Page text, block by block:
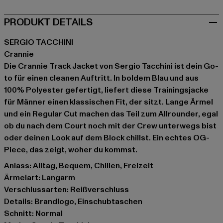
PRODUKT DETAILS
SERGIO TACCHINI
Crannie
Die Crannie Track Jacket von Sergio Tacchini ist dein Go-
to für einen cleanen Auftritt. In boldem Blau und aus
100% Polyester gefertigt, liefert diese Trainingsjacke
für Männer einen klassischen Fit, der sitzt. Lange Ärmel
und ein Regular Cut machen das Teil zum Allrounder, egal
ob du nach dem Court noch mit der Crew unterwegs bist
oder deinen Look auf dem Block chillst. Ein echtes OG-
Piece, das zeigt, woher du kommst.
Anlass: Alltag, Bequem, Chillen, Freizeit
Ärmelart: Langarm
Verschlussarten: Reißverschluss
Details: Brandlogo, Einschubtaschen
Schnitt: Normal